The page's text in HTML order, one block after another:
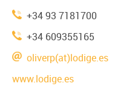
+34 93 7181700
+34 609355165
oliverp(at)lodige.es
www.lodige.es